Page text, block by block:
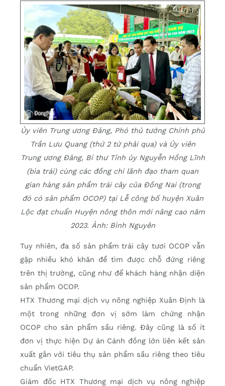
Ủy viên Trung ương Đảng, Phó thủ tướng Chính phủ
Trần Lưu Quang (thứ 2 từ phải qua) và Ủy viên
Trung ương Đảng, Bí thư Tỉnh ủy Nguyễn Hồng Lĩnh
(bìa trái) cùng các đồng chí lãnh đạo tham quan
gian hàng sản phẩm trái cây của Đồng Nai (trong
đó có sản phẩm OCOP) tại Lễ công bố huyện Xuân
Lộc đạt chuẩn Huyện nông thôn mới nâng cao năm
2023. Ảnh: Bình Nguyên
Tuy nhiên, đa số sản phẩm trái cây tươi OCOP vẫn
gặp nhiều khó khăn để tìm được chỗ đứng riêng
trên thị trường, cũng như để khách hàng nhận diện
sản phẩm OCOP.
HTX Thương mại dịch vụ nông nghiệp Xuân Định là
một trong những đơn vị sớm làm chứng nhận
OCOP cho sản phẩm sầu riêng. Đây cũng là số ít
đơn vị thực hiện Dự án Cánh đồng lớn liên kết sản
xuất gắn với tiêu thụ sản phẩm sầu riêng theo tiêu
chuẩn VietGAP.
Giám đốc HTX Thương mại dịch vụ nông nghiệp